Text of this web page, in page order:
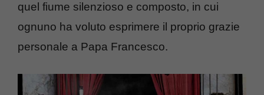
quel fiume silenzioso e composto, in cui
ognuno ha voluto esprimere il proprio grazie
personale a Papa Francesco.